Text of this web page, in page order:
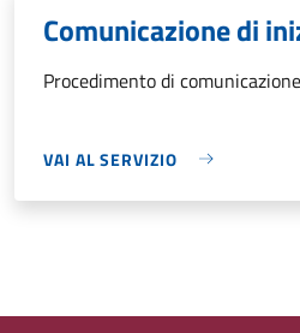
Comunicazione di
Procedimento di
VAI AL SERVIZIO